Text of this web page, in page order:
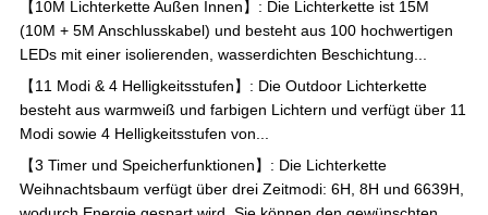
【10M Lichterkette Außen Innen】: Die Lichterkette ist 15M
(10M + 5M Anschlusskabel) und besteht aus 100 hochwertigen
LEDs mit einer isolierenden, wasserdichten Beschichtung...
【11 Modi & 4 Helligkeitsstufen】: Die Outdoor Lichterkette
besteht aus warmweiß und farbigen Lichtern und verfügt über 11
Modi sowie 4 Helligkeitsstufen von...
【3 Timer und Speicherfunktionen】: Die Lichterkette
Weihnachtsbaum verfügt über drei Zeitmodi: 6H, 8H und 6639H,